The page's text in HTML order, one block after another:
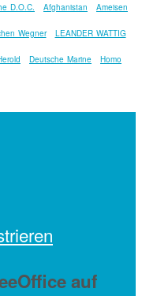
D.O.C. Afghanistan Ameisen
Wegner LEANDER WATTIG
Deutsche Marine Homo
auf